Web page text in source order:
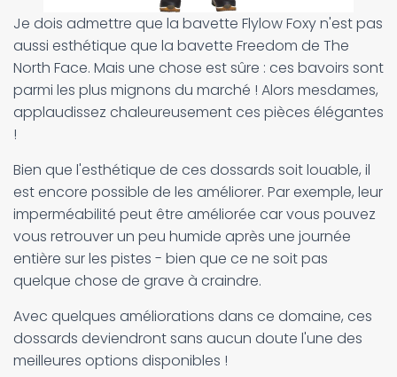
Je dois admettre que la bavette Flylow Foxy n'est pas
aussi esthétique que la bavette Freedom de The
North Face. Mais une chose est sûre : ces bavoirs sont
parmi les plus mignons du marché ! Alors mesdames,
applaudissez chaleureusement ces pièces élégantes
!
Bien que l'esthétique de ces dossards soit louable, il
est encore possible de les améliorer. Par exemple, leur
imperméabilité peut être améliorée car vous pouvez
vous retrouver un peu humide après une journée
entière sur les pistes - bien que ce ne soit pas
quelque chose de grave à craindre.
Avec quelques améliorations dans ce domaine, ces
dossards deviendront sans aucun doute l'une des
meilleures options disponibles !